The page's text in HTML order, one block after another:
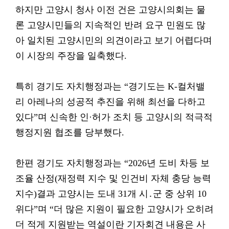
하지만 고양시 청사 이전 건은 고양시의회는 물
론 고양시민들의 지속적인 반려 요구 민원도 많
아 일치된 고양시민의 의견이라고 보기 어렵다며
이 시장의 주장을 일축했다.
특히 경기도 자치행정과는 “경기도는 K-컬처밸
리 아레나의 성공적 추진을 위해 최선을 다하고
있다”며 신속한 인·허가 조치 등 고양시의 적극적
행정지원 협조를 당부했다.
한편 경기도 자치행정과는 “2026년 도비 차등 보
조율 산정(재정력 지수 및 인건비 자체 충당 능력
지수)결과 고양시는 도내 31개 시․군 중 상위 10
위다”며 “더 많은 지원이 필요한 고양시가 오히려
더 적게 지원받는 역설이란 기자회견 내용은 사